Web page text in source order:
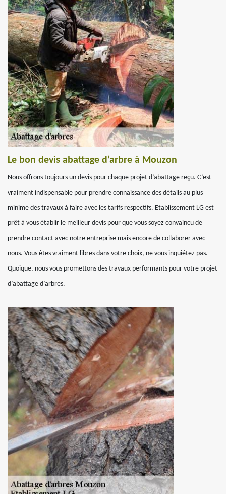
Le bon devis abattage d’arbre à Mouzon
Nous offrons toujours un devis pour chaque projet d’abattage reçu. C’est
vraiment indispensable pour prendre connaissance des détails au plus
minime des travaux à faire avec les tarifs respectifs. Etablissement LG est
prêt à vous établir le meilleur devis pour que vous soyez convaincu de
prendre contact avec notre entreprise mais encore de collaborer avec
nous. Vous êtes vraiment libres dans votre choix, ne vous inquiétez pas.
Quoique, nous vous promettons des travaux performants pour votre projet
d’abattage d’arbres.